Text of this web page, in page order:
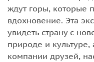
ждут горы, которые
вдохновение. Эта
увидеть страну с
природе и
компании друзей,